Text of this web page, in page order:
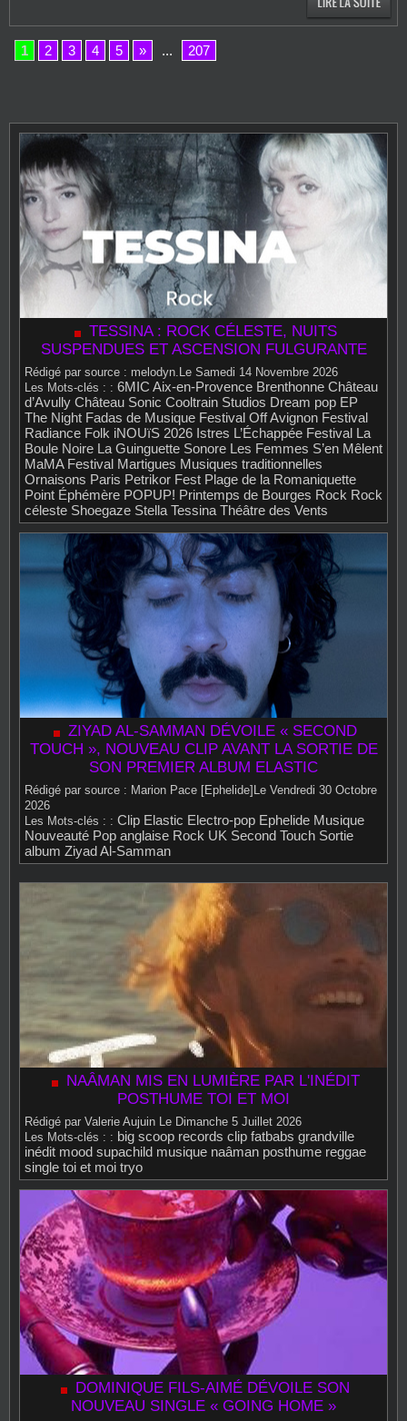
1 2 3 4 5 » ... 207
TESSINA : ROCK CÉLESTE, NUITS
SUSPENDUES ET ASCENSION FULGURANTE
Rédigé par source : melodyn.Le Samedi 14 Novembre 2026
Les Mots‑clés : : 6MIC Aix-en-Provence Brenthonne Château
d’Avully Château Sonic Cooltrain Studios Dream pop EP
The Night Fadas de Musique Festival Off Avignon Festival
Radiance Folk iNOUïS 2026 Istres L’Échappée Festival La
Boule Noire La Guinguette Sonore Les Femmes S’en Mêlent
MaMA Festival Martigues Musiques traditionnelles
Ornaisons Paris Petrikor Fest Plage de la Romaniquette
Point Éphémère POPUP! Printemps de Bourges Rock Rock
céleste Shoegaze Stella Tessina Théâtre des Vents
ZIYAD AL‑SAMMAN DÉVOILE « SECOND
TOUCH », NOUVEAU CLIP AVANT LA SORTIE DE
SON PREMIER ALBUM ELASTIC
Rédigé par source : Marion Pace [Ephelide]Le Vendredi 30 Octobre
2026
Les Mots‑clés : : Clip Elastic Electro‑pop Ephelide Musique
Nouveauté Pop anglaise Rock UK Second Touch Sortie
album Ziyad Al‑Samman
NAÂMAN MIS EN LUMIÈRE PAR L'INÉDIT
POSTHUME TOI ET MOI
Rédigé par Valerie Aujuin Le Dimanche 5 Juillet 2026
Les Mots‑clés : : big scoop records clip fatbabs grandville
inédit mood supachild musique naâman posthume reggae
single toi et moi tryo
DOMINIQUE FILS-AIMÉ DÉVOILE SON
NOUVEAU SINGLE « GOING HOME »